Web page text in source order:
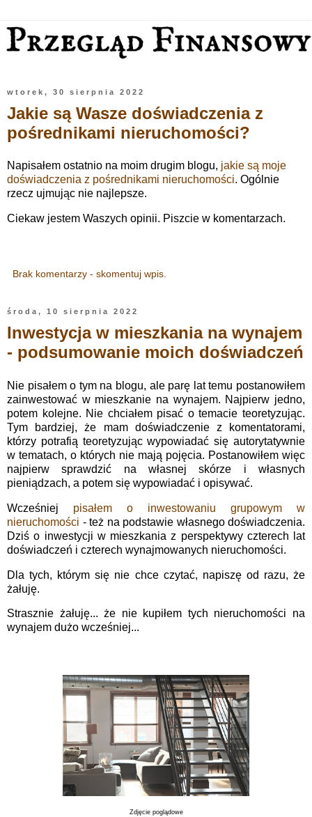
wtorek, 30 sierpnia 2022
Jakie są Wasze doświadczenia z
pośrednikami nieruchomości?
Napisałem ostatnio na moim drugim blogu, jakie są moje
doświadczenia z pośrednikami nieruchomości. Ogólnie
rzecz ujmując nie najlepsze.
Ciekaw jestem Waszych opinii. Piszcie w komentarzach.
Brak komentarzy - skomentuj wpis.
środa, 10 sierpnia 2022
Inwestycja w mieszkania na wynajem
- podsumowanie moich doświadczeń
Nie pisałem o tym na blogu, ale parę lat temu postanowiłem
zainwestować w mieszkanie na wynajem. Najpierw jedno,
potem kolejne. Nie chciałem pisać o temacie teoretyzując.
Tym bardziej, że mam doświadczenie z komentatorami,
którzy potrafią teoretyzując wypowiadać się autorytatywnie
w tematach, o których nie mają pojęcia. Postanowiłem więc
najpierw sprawdzić na własnej skórze i własnych
pieniądzach, a potem się wypowiadać i opisywać.
Wcześniej pisałem o inwestowaniu grupowym w
nieruchomości - też na podstawie własnego doświadczenia.
Dziś o inwestycji w mieszkania z perspektywy czterech lat
doświadczeń i czterech wynajmowanych nieruchomości.
Dla tych, którym się nie chce czytać, napiszę od razu, że
żałuję.
Strasznie żałuję... że nie kupiłem tych nieruchomości na
wynajem dużo wcześniej...
Zdjęcie poglądowe